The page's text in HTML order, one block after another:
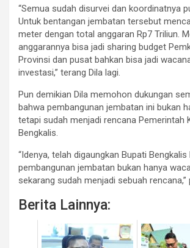
“Semua sudah disurvei dan koordinatnya
Untuk bentangan jembatan tersebut
meter dengan total anggaran Rp7 Triliun.
anggarannya bisa jadi sharing budget
Provinsi dan pusat bahkan bisa jadi
investasi,” terang Dila lagi.
Pun demikian Dila memohon dukungan
bahwa pembangunan jembatan ini bukan
tetapi sudah menjadi rencana Pemerintah
Bengkalis.
“Idenya, telah digaungkan Bupati Bengkalis
pembangunan jembatan bukan hanya
sekarang sudah menjadi sebuah rencana,”
Berita Lainnya: